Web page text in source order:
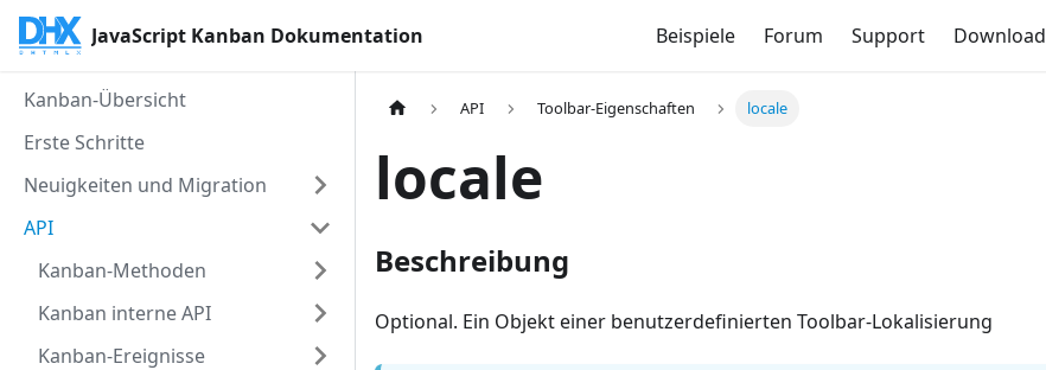
JavaScript Kanban Dokumentation Beispiele Forum Support Download
Kanban-Übersicht
Erste Schritte
Neuigkeiten und Migration
API
Kanban-Methoden
Kanban interne API
Kanban-Ereignisse
API Toolbar-Eigenschaften locale
locale
Beschreibung
Optional. Ein Objekt einer benutzerdefinierten Toolbar-Lokalisierung